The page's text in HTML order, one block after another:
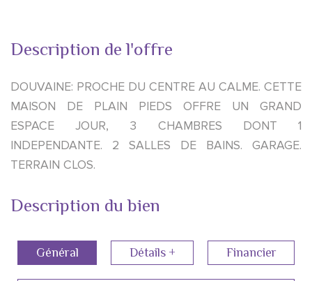
Description de l'offre
DOUVAINE: PROCHE DU CENTRE AU CALME. CETTE
MAISON DE PLAIN PIEDS OFFRE UN GRAND
ESPACE JOUR, 3 CHAMBRES DONT 1
INDEPENDANTE. 2 SALLES DE BAINS. GARAGE.
TERRAIN CLOS.
Description du bien
Général Détails + Financier